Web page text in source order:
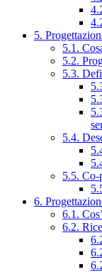
5.
5.1.
5.2.
5.3.
5.4.
5.5. Co-
6.
6.1.
6.2.